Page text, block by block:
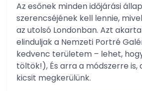
Az esőnek minden időjárási
szerencséjének kell lennie,
az utolsó Londonban. Azt
elinduljak a Nemzeti Portré
kedvenc területem – lehet,
töltök!), És arra a módszerre is,
kicsit megkerülünk.